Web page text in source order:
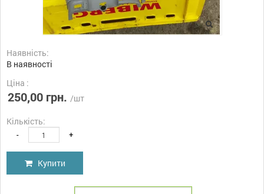
Наявність:
В наявності
Ціна :
250,00 грн. /шт
Кількість:
- +
Купити